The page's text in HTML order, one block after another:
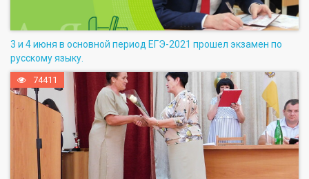
3 и 4 июня в основной период ЕГЭ-2021 прошел экзамен по
русскому языку.
74411